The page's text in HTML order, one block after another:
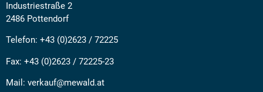
Industriestraße 2
2486 Pottendorf
Telefon: +43 (0)2623 / 72225
Fax: +43 (0)2623 / 72225-23
Mail: verkauf@mewald.at